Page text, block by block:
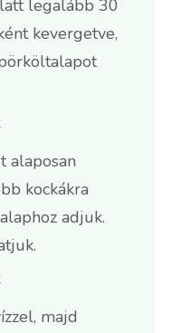
legalább 30
kevergetve,
alaposan
kockákra
adjuk.
majd